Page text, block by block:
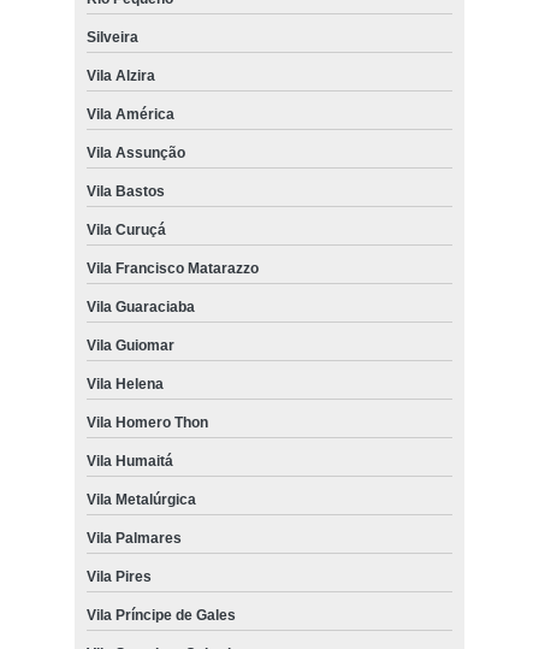
Silveira
Vila Alzira
Vila América
Vila Assunção
Vila Bastos
Vila Curuçá
Vila Francisco Matarazzo
Vila Guaraciaba
Vila Guiomar
Vila Helena
Vila Homero Thon
Vila Humaitá
Vila Metalúrgica
Vila Palmares
Vila Pires
Vila Príncipe de Gales